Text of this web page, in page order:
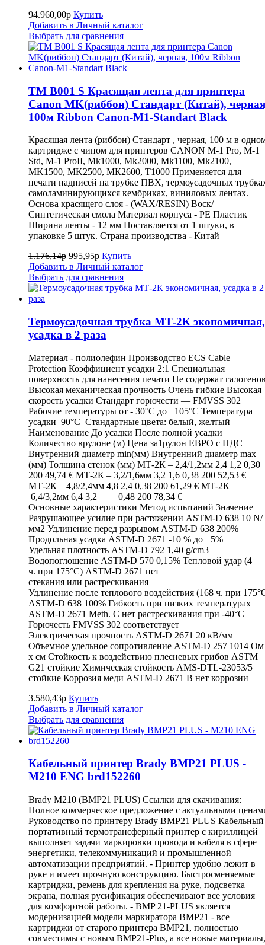
94.960,00р Купить
Добавить в Личный каталог
Выбрать для сравнения
TM B001 S Красящая лента для принтера
Canon MK(риббон) Стандарт (Китай),
100м Ribbon Canon-M1-Standart Black
Красящая лента (риббон) Стандарт , черная, 100 м в
картридже с чипом для принтеров CANON M-1 Pro, M-1
Std, M-1 ProII, Mk1000, Mk2000, Mk1100, Mk2100,
MK1500, MK2500, МК2600, Т1000 Применяется для
печати надписей на трубке ПВХ, термоусадочных
самоламинирующихся кембриках, виниловых лентах.
Основа красящего слоя - (WAX/RESIN) Воск/
Синтетическая смола Материал корпуса - PE Пластик
Ширина ленты - 12 мм Поставляется от 1 штуки, в
упаковке 5 штук. Страна производства - Китай
1.176,14р 995,95р Купить
Добавить в Личный каталог
Выбрать для сравнения
Термоусадочная трубка МТ-2К экономичная,
усадка в 2 раза
Материал - полиолефин Производство ECS Cable
Protection Коэффициент усадки 2:1 Специальная
поверхность для нанесения печати Не содержат
Высокая механическая прочность Очень гибкие Высокая
скорость усадки Стандарт горючести — FMVSS 302
Рабочие температуры от - 30°C до +105°C Температура
усадки 90°C Стандартные цвета: белый, желтый
Наименование До усадки После полной усадки
Количество врулоне (м) Цена за1рулон ЕВРО с НДС
Внутренний диаметр min(мм) Внутренний диаметр max
(мм) Толщина стенок (мм) МТ-2К – 2,4/1,2мм 2,4 1,2 0,30
200 49,74 € МТ-2К – 3,2/1,6мм 3,2 1,6 0,38 200 52,53 €
МТ-2К – 4,8/2,4мм 4,8 2,4 0,38 200 61,29 € МТ-2К –
6,4/3,2мм 6,4 3,2 0,48 200 78,34 €
Основные характеристики Метод испытаний Значение
Разрушающее усилие при растяжении ASTM-D 638 10 N/
мм2 Удлинение перед разрывом ASTM-D 638 200%
Продольная усадка ASTM-D 2671 -10 % до +5%
Удельная плотность ASTM-D 792 1,40 g/cm3
Водопоглощение ASTM-D 570 0,15% Тепловой удар (4
ч. при 175°C) ASTM-D 2671 нет
стекания или растрескивания
Удлинение после теплового воздействия (168 ч. при
ASTM-D 638 100% Гибкость при низких температурах
ASTM-D 2671 Meth. C нет растрескивания при -40°C
Горючесть FMVSS 302 соответствует
Электрическая прочность ASTM-D 2671 20 кВ/мм
Объемное удельное сопротивление ASTM-D 257 1014 Ом
x см Стойкость к воздействию плесневых грибов ASTM
G21 стойкие Химическая стойкость AMS-DTL-23053/5
стойкие Коррозия меди ASTM-D 2671 B нет коррозии
3.580,43р Купить
Добавить в Личный каталог
Выбрать для сравнения
Кабельный принтер Brady BMP21 PLUS -
M210 ENG brd152260
Brady M210 (BMP21 PLUS) Ссылки для скачивания:
Полное коммерческое предложение с актуальными
Руководство по принтеру Brady BMP21 PLUS Кабельный
портативный термотрансферный принтер с кириллицей
выполняет задачи маркировки провода и кабеля в сфере
энергетики, телекоммуникаций и промышленной
автоматизации предприятий. - Принтер удобно лежит в
руке и имеет прочную конструкцию. Быстросменяемые
картриджи, ремень для крепления на руке, подсветка
экрана, полная русификация обеспечивают все условия
для комфортной работы. - BMP 21-PLUS является
модернизацией модели маркиратора ВМР21 - все
картриджи от старого принтера BMP21, полностью
совместимы с новым BMP21-Plus, а все новые материалы,